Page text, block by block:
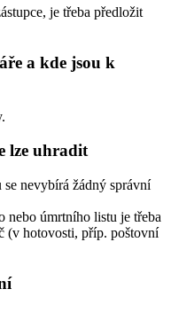
je třeba předložit
a kde jsou k
lze uhradit
nevybírá žádný správní
nebo úmrtního listu je třeba
(v hotovosti, příp. poštovní